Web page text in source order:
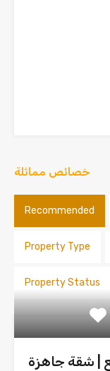
خصائص مماثلة
Recommended
Property Type
Property Status
| شقة جاهزة